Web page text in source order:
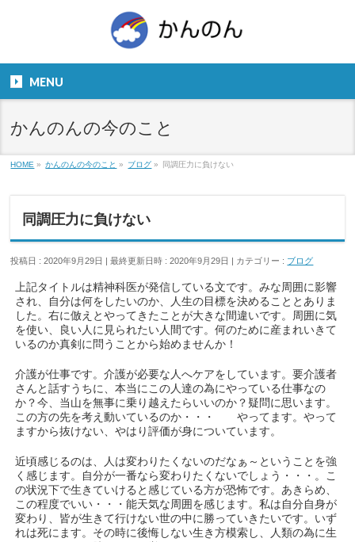
９：００～１８：００
MENU
かんのんの今のこと
HOME » かんのんの今のこと » ブログ » 同調圧力に負けない
同調圧力に負けない
投稿日 : 2020年9月29日 最終更新日時 : 2020年9月29日 カテゴリー : ブログ
上記タイトルは精神科医が発信している文です。みな周囲に影響
され、自分は何をしたいのか、人生の目標を決めることとありま
した。右に倣えとやってきたことが大きな間違いです。周囲に気
を使い、良い人に見られたい人間です。何のために産まれいきて
いるのか真剣に問うことから始めませんか！
介護が仕事です。介護が必要な人へケアをしています。要介護者
さんと話すうちに、本当にこの人達の為にやっている仕事なの
か？今、当山を無事に乗り越えたらいいのか？疑問に思います。
この方の先を考え動いているのか・・・ やってます。やって
ますから抜けない、やはり評価が身についています。
近頃感じるのは、人は変わりたくないのだなぁ～ということを強
く感じます。自分が一番なら変わりたくないでしょう・・・。こ
の状況下で生きていけると感じている方が恐怖です。あきらめ、
この程度でいい・・・能天気な周囲を感じます。私は自分自身が
変わり、皆が生きて行けない世の中に勝っていきたいです。いず
れは死にます。その時に後悔しない生き方模索し、人類の為に生